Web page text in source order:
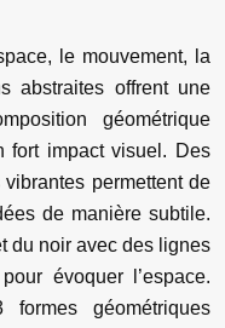
le mouvement, la
abstraites offrent une
géométrique
fort impact visuel. Des
permettent de
de manière subtile.
du noir avec des lignes
évoquer l’espace.
géométriques